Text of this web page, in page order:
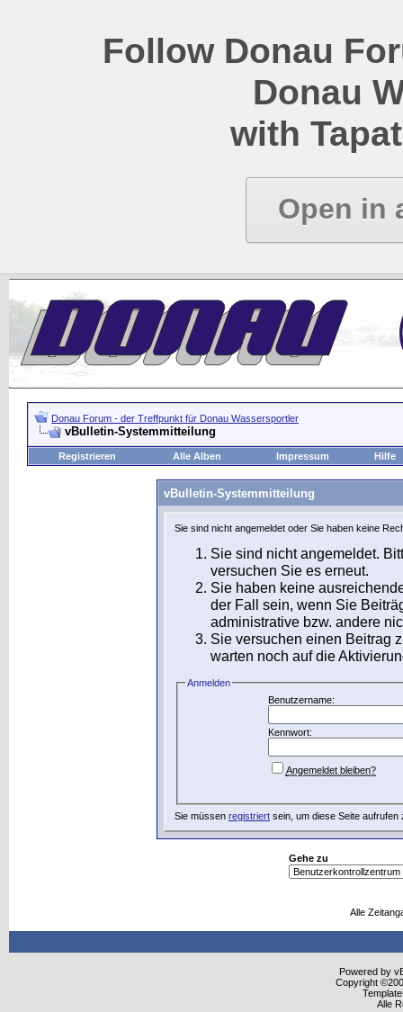
Follow Donau
Donau
with
Open in
Donau Forum - der Treffpunkt für Donau Wassersportler
vBulletin-Systemmitteilung
Registrieren Alle Alben Impressum Hilfe
vBulletin-Systemmitteilung
Sie sind nicht angemeldet oder Sie haben keine
Sie sind nicht angemeldet.
versuchen Sie es erneut.
Sie haben keine
der Fall sein, wenn Sie
administrative bzw. andere
Sie versuchen einen Beitrag
warten noch auf die
Anmelden
Benutzername:
Kennwort:
Angemeldet bleiben?
Sie müssen registriert sein, um diese Seite aufrufen
Gehe zu
Alle
Powered by
Copyright
Alle